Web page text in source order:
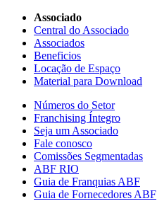
Associado
Central do Associado
Associados
Beneficios
Locação de Espaço
Material para Download
Números do Setor
Franchising Íntegro
Seja um Associado
Fale conosco
Comissões Segmentadas
ABF RIO
Guia de Franquias ABF
Guia de Fornecedores ABF